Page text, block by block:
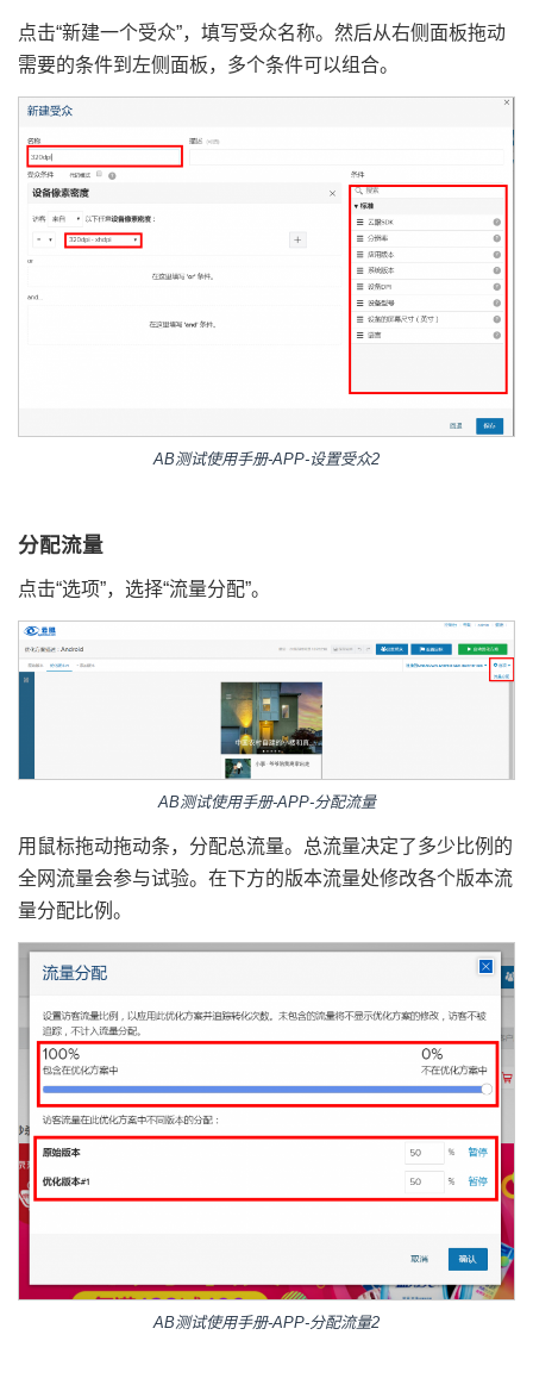
点击“新建一个受众”，填写受众名称。然后从右侧面板拖动
需要的条件到左侧面板，多个条件可以组合。
AB测试使用手册-APP-设置受众2
分配流量
点击“选项”，选择“流量分配”。
AB测试使用手册-APP-分配流量
用鼠标拖动拖动条，分配总流量。总流量决定了多少比例的
全网流量会参与试验。在下方的版本流量处修改各个版本流
量分配比例。
AB测试使用手册-APP-分配流量2